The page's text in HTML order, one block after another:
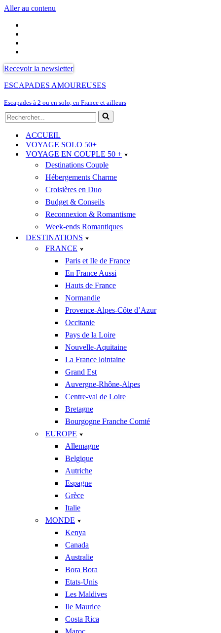
Aller au contenu
Recevoir la newsletter
ESCAPADES AMOUREUSES
Escapades à 2 ou en solo, en France et ailleurs
Rechercher...
ACCUEIL
VOYAGE SOLO 50+
VOYAGE EN COUPLE 50 +
Destinations Couple
Hébergements Charme
Croisières en Duo
Budget & Conseils
Reconnexion & Romantisme
Week-ends Romantiques
DESTINATIONS
FRANCE
Paris et Ile de France
En France Aussi
Hauts de France
Normandie
Provence-Alpes-Côte d’Azur
Occitanie
Pays de la Loire
Nouvelle-Aquitaine
La France lointaine
Grand Est
Auvergne-Rhône-Alpes
Centre-val de Loire
Bretagne
Bourgogne Franche Comté
EUROPE
Allemagne
Belgique
Autriche
Espagne
Grèce
Italie
MONDE
Kenya
Canada
Australie
Bora Bora
Etats-Unis
Les Maldives
Ile Maurice
Costa Rica
Maroc